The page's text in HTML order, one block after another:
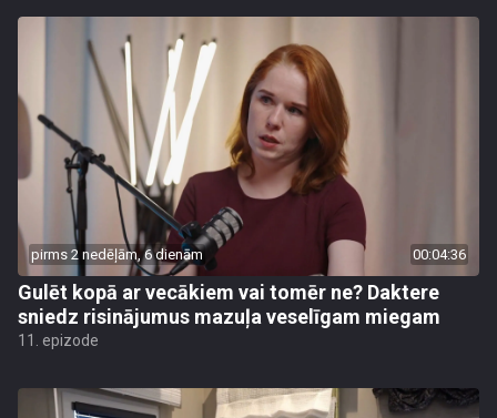
pirms 2 nedēļām, 6 dienām 00:04:36
Gulēt kopā ar vecākiem vai tomēr ne? Daktere
sniedz risinājumus mazuļa veselīgam miegam
11. epizode